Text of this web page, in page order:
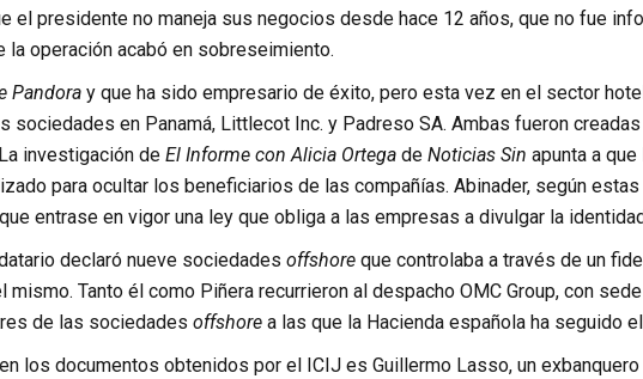
el presidente no maneja sus negocios desde hace 12 años, que no fue
operación acabó en sobreseimiento.
Pandora y que ha sido empresario de éxito, pero esta vez en el sector
sociedades en Panamá, Littlecot Inc. y Padreso SA. Ambas fueron
investigación de El Informe con Alicia Ortega de Noticias Sin apunta a
para ocultar los beneficiarios de las compañías. Abinader, según
entrase en vigor una ley que obliga a las empresas a divulgar la
declaró nueve sociedades offshore que controlaba a través de un
Tanto él como Piñera recurrieron al despacho OMC Group, con
de las sociedades offshore a las que la Hacienda española ha seguido
los documentos obtenidos por el ICIJ es Guillermo Lasso, un